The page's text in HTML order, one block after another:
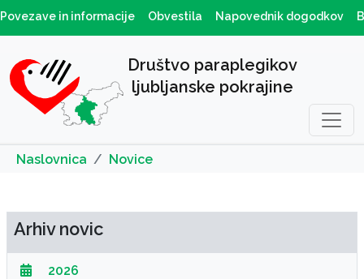
Povezave in informacije Obvestila Napovednik dogodkov
Društvo paraplegikov
ljubljanske pokrajine
Naslovnica Novice
Arhiv novic
2026